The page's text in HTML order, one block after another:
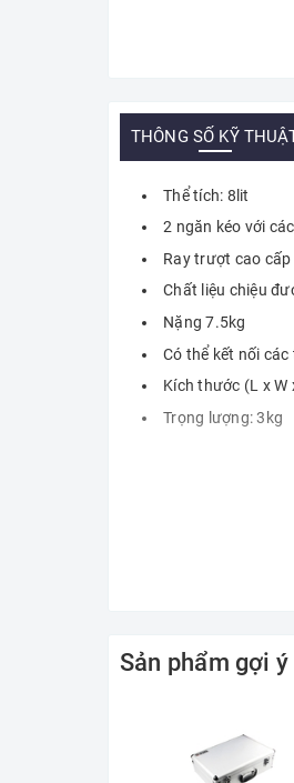
THÔNG SỐ KỸ
Thể tích: 8lit
2 ngăn kéo với
Ray trượt cao cấp
Chất liệu chiệu
Nặng 7.5kg
Có thể kết nối
Kích thước (L x W
Trọng lượng: 3kg
Sản phẩm gợi ý